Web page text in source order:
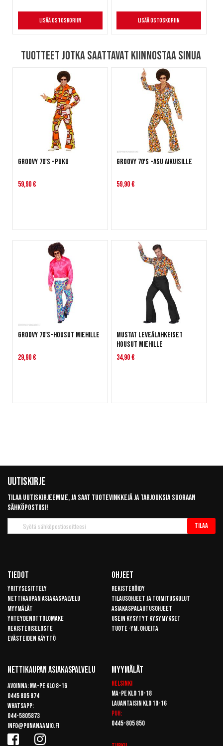
Lisää ostoskoriin Lisää ostoskoriin
Tuotteet jotka saattavat kiinnostaa sinua
Groovy 70's -puku
59,90 €
Groovy 70's -asu aikuisille
59,90 €
Groovy 70's-housut miehille
29,90 €
Mustat leveälahkeiset
housut miehille
34,90 €
Uutiskirje
Tilaa uutiskirjeemme, ja saat tuotevinkkejä ja tarjouksia suoraan
sähköpostiisi!
uutiskirje
Tilaa
Tiedot
Yritysesittely
Nettikaupan asiakaspalvelu
Myymälät
Yhteydenottolomake
Rekisteriseloste
Evästeiden käyttö
Ohjeet
Rekisteröidy
Tilausohjeet ja toimituskulut
Asiakaspalautusohjeet
Usein kysytyt kysymykset
Tuote -ym. ohjeita
Nettikaupan Asiakaspalvelu
Avoinna: Ma-pe klo 8-16
0445 805 874
Whatsapp:
044-5805873
info@punanaamio.fi
Myymälät
Helsinki
Ma-pe klo 10-18
Lauantaisin klo 10-16
Puh:
0445-805 850